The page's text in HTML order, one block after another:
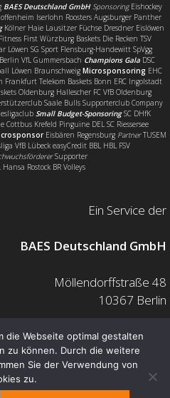
BAES Deutschland GmbH SponsoringEishockey
Iserlohn Roosters Augsburger Panther
Kölner Haie Lausitzer Füchse Dresdner Eislöwen
Fitness First Würzburg Baskets Die Recken TSV
Löwen SG Sport Flensburg-Handewitt SpVgg
VfL Gummersbach Champions GalaDSC
Löwen Braunschweig Microsponsoring EHC
Frankfurt Telekom Baskets Bonn ERC Ingolstadt
Oldenburg Hallescher FC VfB Oldenburg
Saale Bulls Supporterclub Company
Small Budget-SponsoringSC DHfK
Cottbus Krefeld Pinguine DEL SC Riessersee
Eisbären Regensburg PartnerTUSEM
VfB Lübeck easyCredit BBL HBL FSV
Supporter
Hansa Rostock BR Volleys
Ein Service der
BAES Deutschland GmbH
Möllendorffstraße 48
10367 Berlin
Mail: info@baes.de
Telefon: 030 200 7378 0
Fax: 0800 880 1139 55
die Webseite optimal gestalten
zu können. Durch die weitere
Sie der Verwendung von
zu.